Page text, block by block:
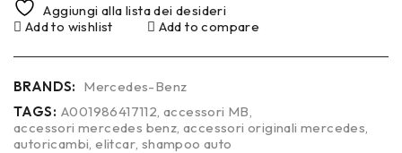
Aggiungi alla lista dei desideri
Add to wishlist
Add to compare
BRANDS: Mercedes-Benz
TAGS: A001986417112 ,accessori MB
accessori mercedes benz ,accessori originali mercedes
autoricambi ,elitcar shampoo auto